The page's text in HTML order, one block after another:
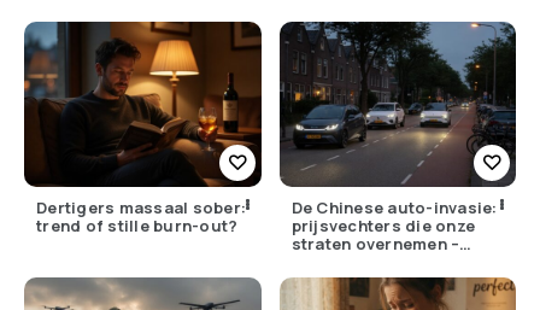
Dertigers massaal sober:
trend of stille burn-out?
De Chinese auto-invasie:
prijsvechters die onze
straten overnemen –
écht?